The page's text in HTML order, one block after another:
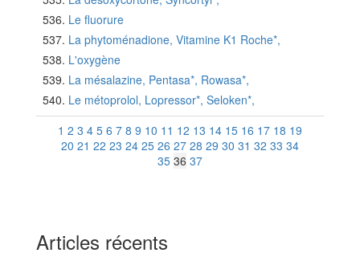
Le fluorure
La phytoménadione, Vitamine K1 Roche*,
L'oxygène
La mésalazine, Pentasa*, Rowasa*,
Le métoprolol, Lopressor*, Seloken*,
1 2 3 4 5 6 7 8 9 10 11 12 13 14 15 16 17 18 19
20 21 22 23 24 25 26 27 28 29 30 31 32 33 34
35 36 37
Articles récents